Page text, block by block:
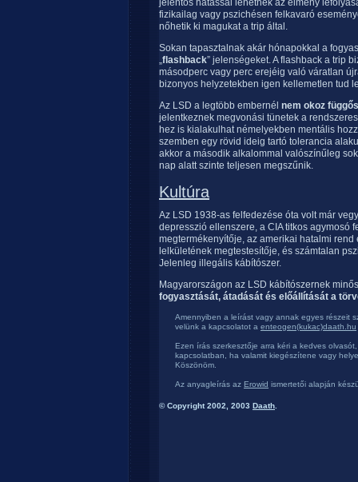
jelentős hatással lehetnek az élmény
fizikailag vagy pszichésen felkavaró
nőhetik ki magukat a trip által.
Sokan tapasztalnak akár hónapokkal a
„flashback” jelenségeket. A flashback a trip
másodperc vagy perc erejéig való váratlan
bizonyos helyzetekben igen kellemetlen tud
Az LSD a legtöbb embernél nem okoz
jelentkeznek megvonási tünetek a
hez is kialakulhat némelyekben mentális
szemben egy rövid ideig tartó tolerancia
akkor a második alkalommal valószínűleg
nap alatt szinte teljesen megszűnik.
Kultúra
Az LSD 1938-as felfedezése óta volt már
depresszió ellenszere, a CIA titkos agymosó
megtermékenyítője, az amerikai hatalmi
lelkületének megtestesítője, és számtalan
Jelenleg illegális kábítószer.
Magyarországon az LSD kábítószernek
fogyasztását, átadását és előállítását a
Amennyiben a leírást vagy annak egyes részeit
velünk a kapcsolatot a enteogen(kukac)daath.hu
Ezen írás szerkesztője arra kéri a kedves
kapcsolatban, ha valamit kiegészítene vagy
Köszönöm.
Az anyagleírás az Erowid ismertetői alapján
© Copyright 2002, 2003 Daath